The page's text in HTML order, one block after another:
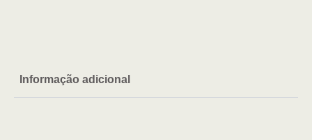
Informação adicional